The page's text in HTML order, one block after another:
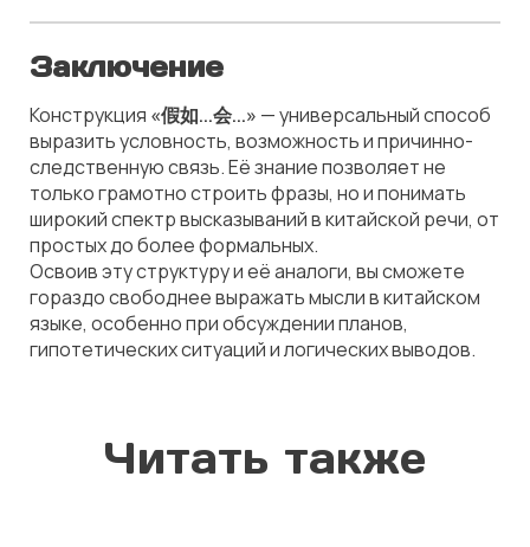
Заключение
Конструкция «假如...会...» — универсальный способ
выразить условность, возможность и причинно-
следственную связь. Её знание позволяет не
только грамотно строить фразы, но и понимать
широкий спектр высказываний в китайской речи, от
простых до более формальных.
Освоив эту структуру и её аналоги, вы сможете
гораздо свободнее выражать мысли в китайском
языке, особенно при обсуждении планов,
гипотетических ситуаций и логических выводов.
Читать также